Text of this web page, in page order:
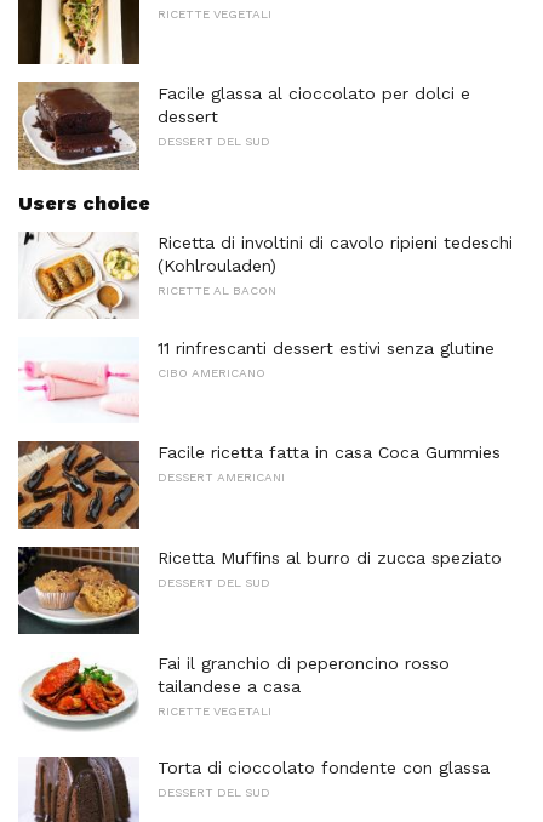
RICETTE VEGETALI
Facile glassa al cioccolato per dolci e
dessert
DESSERT DEL SUD
Users choice
Ricetta di involtini di cavolo ripieni tedeschi
(Kohlrouladen)
RICETTE AL BACON
11 rinfrescanti dessert estivi senza glutine
CIBO AMERICANO
Facile ricetta fatta in casa Coca Gummies
DESSERT AMERICANI
Ricetta Muffins al burro di zucca speziato
DESSERT DEL SUD
Fai il granchio di peperoncino rosso
tailandese a casa
RICETTE VEGETALI
Torta di cioccolato fondente con glassa
DESSERT DEL SUD